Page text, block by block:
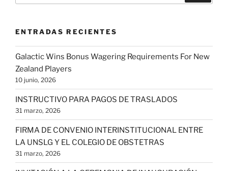
ENTRADAS RECIENTES
Galactic Wins Bonus Wagering Requirements For New
Zealand Players
10 junio, 2026
INSTRUCTIVO PARA PAGOS DE TRASLADOS
31 marzo, 2026
FIRMA DE CONVENIO INTERINSTITUCIONAL ENTRE
LA UNSLG Y EL COLEGIO DE OBSTETRAS
31 marzo, 2026